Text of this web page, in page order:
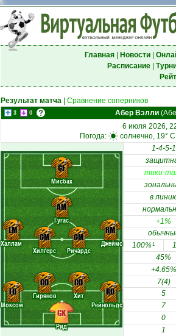
Главная| Новости|
Расписание|
Результат матча Сравнение соперников
3 0 Абер Вэлли
6 июля 2026,
Погода:
солнечно, 19°
Рид
Моксом
Гирянов
Хит
Рейнольдс
Халлам
Хилгерс
Ричардс
Гугас
Джеймс
Мисбах
GK
LD
CD
CD
RD
LM
CM CM
AM
RM
CF
1-4-5-1
тики-
в
+1%
100%1
45%
+4.65%
7(4)
5
7
0
1